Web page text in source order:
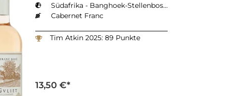
Südafrika - Banghoek-Stellenbosch
Cabernet Franc
Tim Atkin 2025: 89 Punkte
13,50 €*